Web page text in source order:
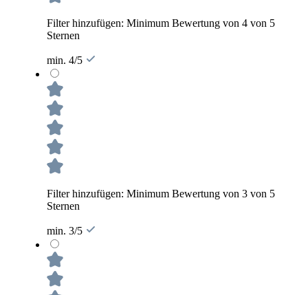
Filter hinzufügen: Minimum Bewertung von 4 von 5
Sternen
min. 4/5
Filter hinzufügen: Minimum Bewertung von 3 von 5
Sternen
min. 3/5